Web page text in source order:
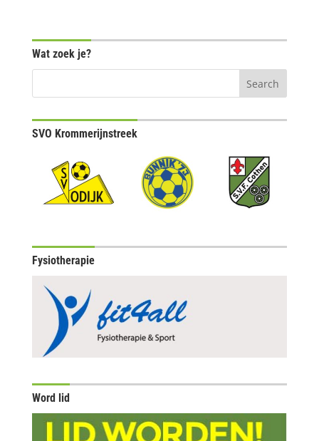
Wat zoek je?
SVO Krommerijnstreek
Fysiotherapie
Word lid